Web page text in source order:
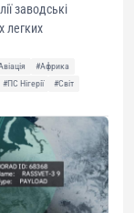
заводські
легких
#Африка
#ПС Нігерії
#Світ